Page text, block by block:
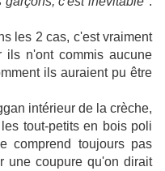
les 2 cas, c'est vraiment
n'ont commis aucune
ils auraient pu être
intérieur de la crèche,
tout-petits en bois poli
comprend toujours pas
une coupure qu'on dirait